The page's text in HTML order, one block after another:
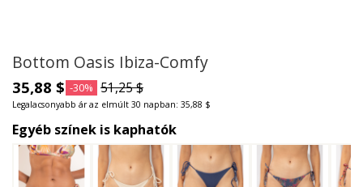
Bottom Oasis Ibiza-Comfy
35,88 $ -30% 51,25 $
Legalacsonyabb ár az elmúlt 30 napban: 35,88 $
Egyéb színek is kaphatók